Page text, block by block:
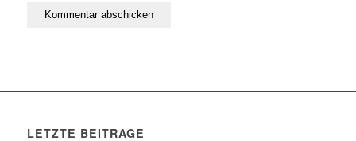
LETZTE BEITRÄGE